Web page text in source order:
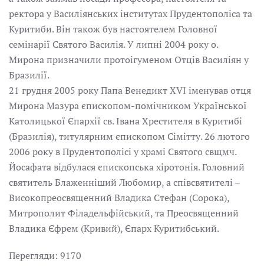
ректора у Василіянських інститутах Прудентополіса та
Куритиби. Він також був настоятелем Головної
семінарії Святого Василія. У липні 2004 року о.
Мирона призначили протоігуменом Отців Василіян у
Бразилії.
21 грудня 2005 року Папа Венедикт XVI іменував отця
Мирона Мазура єпископом-помічником Української
Католицької Єпархії св. Івана Хрестителя в Куритибі
(Бразилія), титулярним єпископом Сімітту. 26 лютого
2006 року в Прудентополісі у храмі Святого свщмч.
Йосафата відбулася єпископська хіротонія. Головний
святитель Блаженніший Любомир, а співсвятителі –
Високопреосвященний Владика Стефан (Сорока),
Митрополит Філадельфійський, та Преосвященний
Владика Єфрем (Кривий), Єпарх Куритибський.
Перегляди: 9170